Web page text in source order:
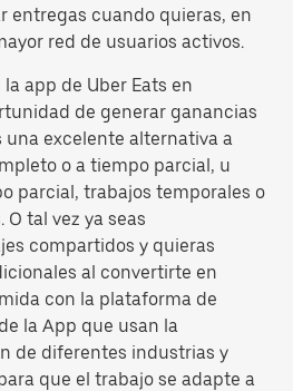
entregas cuando quieras, en
red de usuarios activos.
app de Uber Eats en
de generar ganancias
una excelente alternativa a
o a tiempo parcial, u
parcial, trabajos temporales o
tal vez ya seas
compartidos y quieras
al convertirte en
con la plataforma de
la App que usan la
de diferentes industrias y
que el trabajo se adapte a